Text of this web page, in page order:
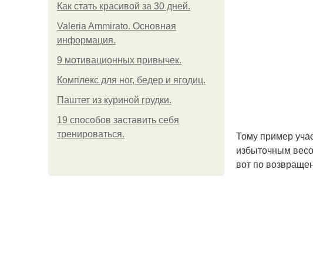
Как стать красивой за 30 дней.
Valeria Ammirato. Основная
информация.
9 мотивационных привычек.
Комплекс для ног, бедер и ягодиц.
Паштет из куриной грудки.
19 способов заставить себя
тренироваться.
Тому пример
избыточным
вот по